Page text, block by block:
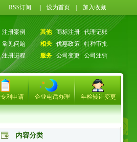
RSS订阅 设为首页 加入收藏
注册案例
常见问题
│注册进程
其他│商标注册│代理记账
相关│优惠政策│特种审批
服务│公司变更│ 公司注销
利申请 企业电话办理 年检转让变更
内容分类